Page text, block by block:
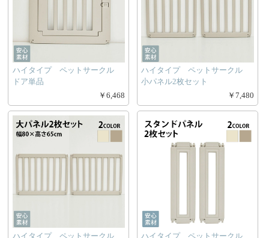
ハイタイプ ペットサークル
ドア単品
￥6,468
ハイタイプ ペットサークル
小パネル2枚セット
￥7,480
ハイタイプ ペットサークル
ハイタイプ ペットサークル